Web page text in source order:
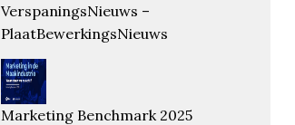
VerspaningsNieuws –
PlaatBewerkingsNieuws
Marketing Benchmark 2025